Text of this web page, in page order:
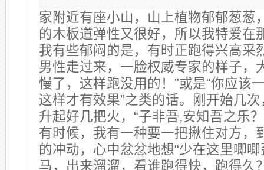
家附近有座小山，山上植物郁郁葱葱
的木板道弹性又很好，所以我特爱在
我有些郁闷的是，有时正跑得兴高采
男性走过来，一脸权威专家的样子，
慢了，这样跑没用的！”或是“你应该
这样才有效果”之类的话。刚开始几
升起好几把火，“子非吾,安知吾之乐
有时候，我有一种要一把揪住对方，
的冲动，心中忿忿地想“少在这里唧
马，出来溜溜，看谁跑得快，跑得久